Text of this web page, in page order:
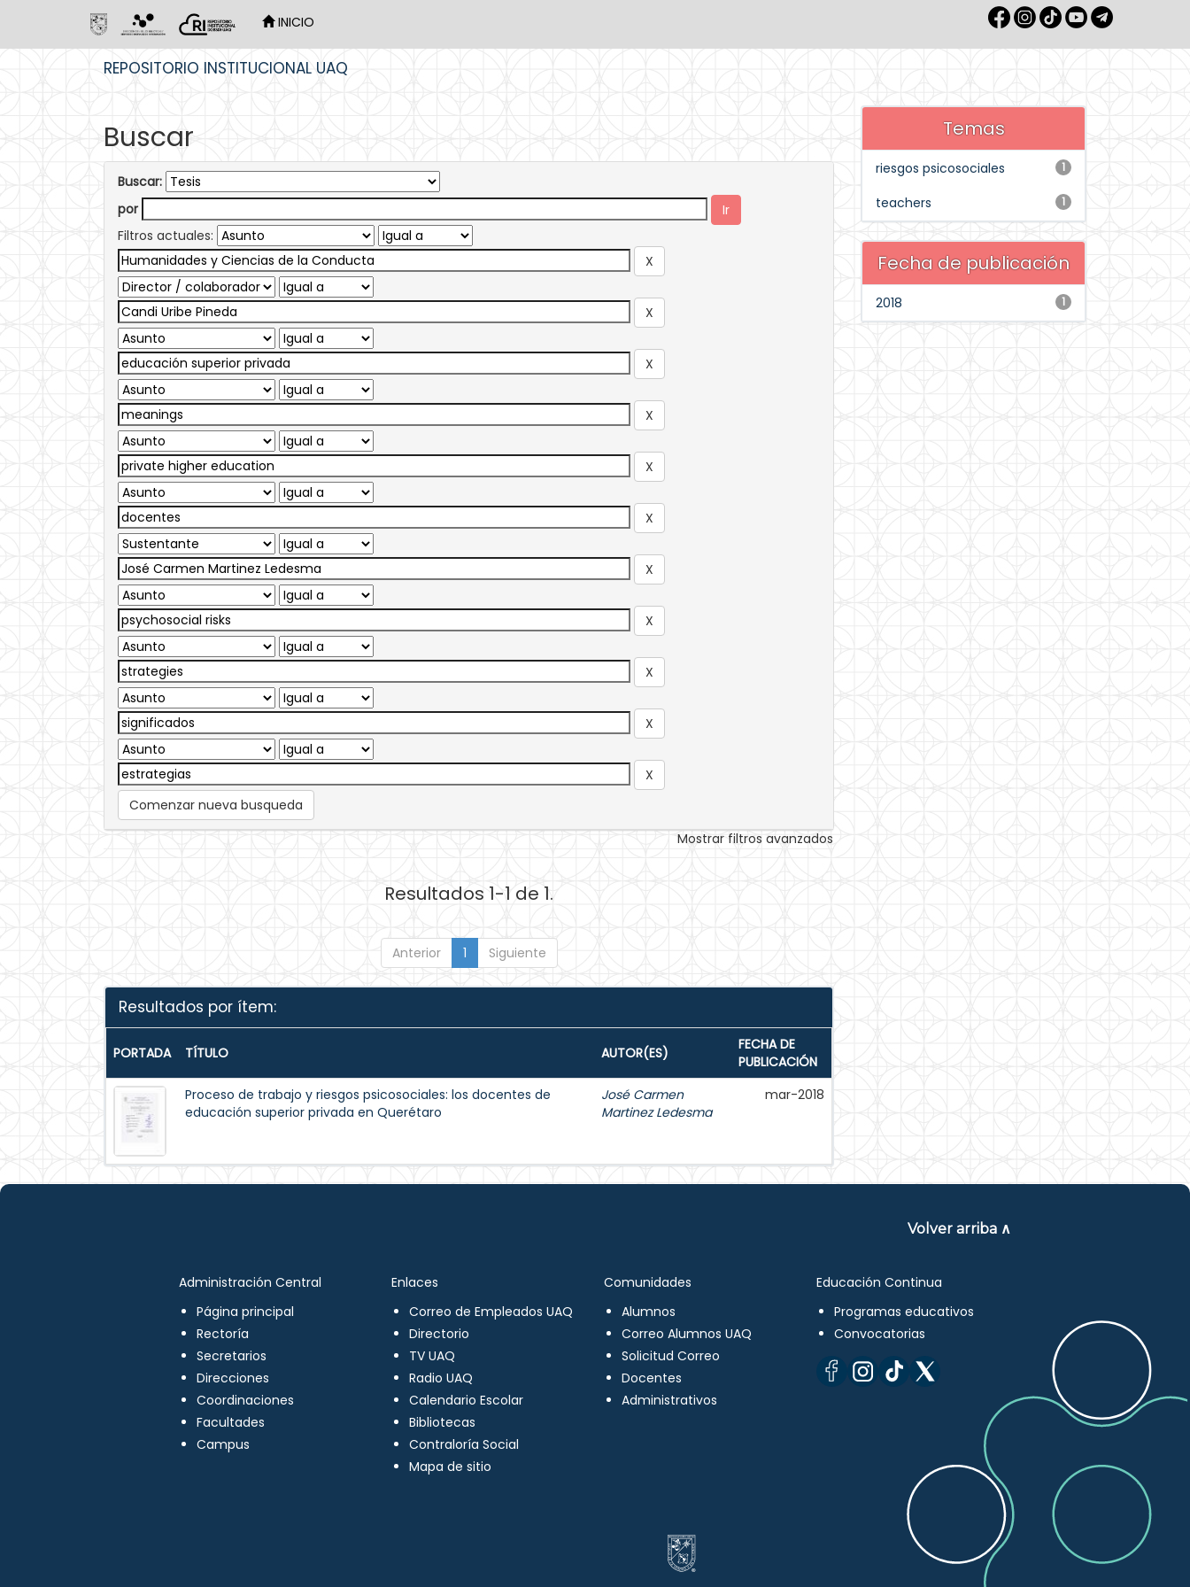
INICIO
REPOSITORIO INSTITUCIONAL UAQ
Buscar
Buscar:
por
Filtros actuales:
Comenzar nueva busqueda
Mostrar filtros avanzados
Resultados 1-1 de 1.
Anterior 1 Siguiente
Resultados por ítem:
PORTADA TÍTULO AUTOR(ES)
FECHA DE
PUBLICACIÓN
Proceso de trabajo y riesgos psicosociales: los docentes de
educación superior privada en Querétaro
José Carmen
Martinez Ledesma
mar-2018
Temas
1
riesgos psicosociales
1
teachers
Fecha de publicación
1
2018
Volver arriba ∧
Administración Central
Página principal
Rectoría
Secretarios
Direcciones
Coordinaciones
Facultades
Campus
Enlaces
Correo de Empleados UAQ
Directorio
TV UAQ
Radio UAQ
Calendario Escolar
Bibliotecas
Contraloría Social
Mapa de sitio
Comunidades
Alumnos
Correo Alumnos UAQ
Solicitud Correo
Docentes
Administrativos
Educación Continua
Programas educativos
Convocatorias